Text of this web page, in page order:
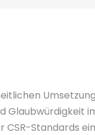
Glaubwürdigkeit
Standards